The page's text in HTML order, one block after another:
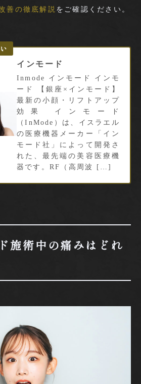
善の徹底解説 をご確認ください。
インモード
Inmode インモード インモ
ード 【銀座×インモード】
最新の小顔・リフトアップ
効果 インモード
（InMode）は、イスラエル
の医療機器メーカー「イン
モード社」によって開発さ
れた、最先端の美容医療機
器です。RF（高周波 […]
施術中の痛みはどれ